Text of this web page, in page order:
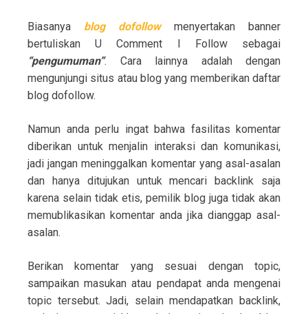
Biasanya blog dofollowmenyertakan banner
bertuliskan U Comment I Follow sebagai
“pengumuman”. Cara lainnya adalah dengan
mengunjungi situs atau blog yang memberikan daftar
blog dofollow.
Namun anda perlu ingat bahwa fasilitas komentar
diberikan untuk menjalin interaksi dan komunikasi,
jadi jangan meninggalkan komentar yang asal-asalan
dan hanya ditujukan untuk mencari backlink saja
karena selain tidak etis, pemilik blog juga tidak akan
memublikasikan komentar anda jika dianggap asal-
asalan.
Berikan komentar yang sesuai dengan topic,
sampaikan masukan atau pendapat anda mengenai
topic tersebut. Jadi, selain mendapatkan backlink,